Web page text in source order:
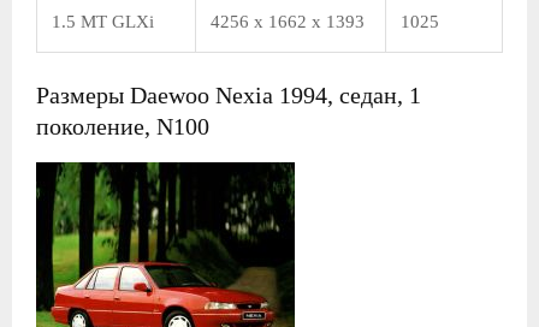
1.5 MT GLXi 4256 x 1662 x 1393 1025
Размеры Daewoo Nexia 1994, седан, 1
поколение, N100